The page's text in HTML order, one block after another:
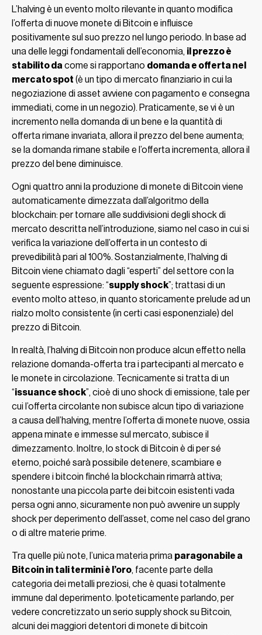
L’halving è un evento molto rilevante in quanto modifica
l’offerta di nuove monete di Bitcoin e influisce
positivamente sul suo prezzo nel lungo periodo. In base ad
una delle leggi fondamentali dell’economia, il prezzo è
stabilito da come si rapportano domanda e offerta nel
mercato spot (è un tipo di mercato finanziario in cui la
negoziazione di asset avviene con pagamento e consegna
immediati, come in un negozio). Praticamente, se vi è un
incremento nella domanda di un bene e la quantità di
offerta rimane invariata, allora il prezzo del bene aumenta;
se la domanda rimane stabile e l’offerta incrementa, allora il
prezzo del bene diminuisce.
Ogni quattro anni la produzione di monete di Bitcoin viene
automaticamente dimezzata dall’algoritmo della
blockchain: per tornare alle suddivisioni degli shock di
mercato descritta nell’introduzione, siamo nel caso in cui si
verifica la variazione dell’offerta in un contesto di
prevedibilità pari al 100%. Sostanzialmente, l’halving di
Bitcoin viene chiamato dagli “esperti” del settore con la
seguente espressione: “supply shock”; trattasi di un
evento molto atteso, in quanto storicamente prelude ad un
rialzo molto consistente (in certi casi esponenziale) del
prezzo di Bitcoin.
In realtà, l’halving di Bitcoin non produce alcun effetto nella
relazione domanda-offerta tra i partecipanti al mercato e
le monete in circolazione. Tecnicamente si tratta di un
“issuance shock”, cioè di uno shock di emissione, tale per
cui l’offerta circolante non subisce alcun tipo di variazione
a causa dell’halving, mentre l’offerta di monete nuove, ossia
appena minate e immesse sul mercato, subisce il
dimezzamento. Inoltre, lo stock di Bitcoin è di per sé
eterno, poiché sarà possibile detenere, scambiare e
spendere i bitcoin finché la blockchain rimarrà attiva;
nonostante una piccola parte dei bitcoin esistenti vada
persa ogni anno, sicuramente non può avvenire un supply
shock per deperimento dell’asset, come nel caso del grano
o di altre materie prime.
Tra quelle più note, l’unica materia prima paragonabile a
Bitcoin in tali termini è l’oro, facente parte della
categoria dei metalli preziosi, che è quasi totalmente
immune dal deperimento. Ipoteticamente parlando, per
vedere concretizzato un serio supply shock su Bitcoin,
alcuni dei maggiori detentori di monete di bitcoin